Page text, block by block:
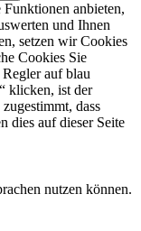
anbieten,
und Ihnen
setzen wir Cookies
Cookies Sie
auf blau
klicken, ist der
dass
dies auf dieser Seite
nutzen können.